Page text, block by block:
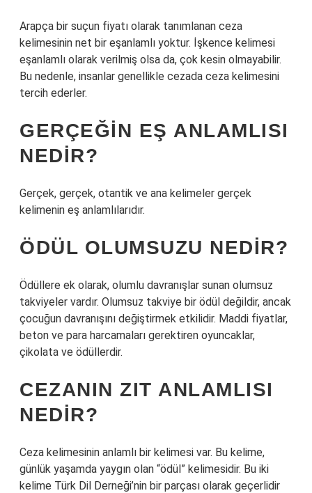
Arapça bir suçun fiyatı olarak tanımlanan ceza
kelimesinin net bir eşanlamlı yoktur. İşkence kelimesi
eşanlamlı olarak verilmiş olsa da, çok kesin olmayabilir.
Bu nedenle, insanlar genellikle cezada ceza kelimesini
tercih ederler.
GERÇEĞIN EŞ ANLAMLISI
NEDIR?
Gerçek, gerçek, otantik ve ana kelimeler gerçek
kelimenin eş anlamlılarıdır.
ÖDÜL OLUMSUZU NEDIR?
Ödüllere ek olarak, olumlu davranışlar sunan olumsuz
takviyeler vardır. Olumsuz takviye bir ödül değildir, ancak
çocuğun davranışını değiştirmek etkilidir. Maddi fiyatlar,
beton ve para harcamaları gerektiren oyuncaklar,
çikolata ve ödüllerdir.
CEZANIN ZIT ANLAMLISI
NEDIR?
Ceza kelimesinin anlamlı bir kelimesi var. Bu kelime,
günlük yaşamda yaygın olan “ödül” kelimesidir. Bu iki
kelime Türk Dil Derneği’nin bir parçası olarak geçerlidir